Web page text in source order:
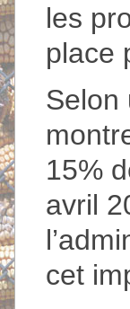
les
place
Selon
15%
avril
cet